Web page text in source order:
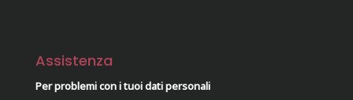
Assistenza
Per problemi con i tuoi dati personali